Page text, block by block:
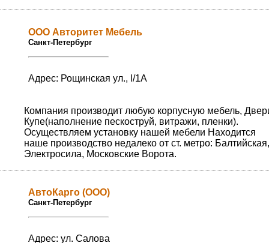
ООО Авторитет Мебель
Санкт-Петербург
Адрес: Рощинская ул., l/1А
Компания производит любую корпусную мебель,
Купе(наполнение пескоструй, витражи, пленки).
Осуществляем установку нашей мебели Находится
наше производство недалеко от ст. метро: Балтийская,
Электросила, Московские Ворота.
АвтоКарго (ООО)
Санкт-Петербург
Адрес: ул. Салова